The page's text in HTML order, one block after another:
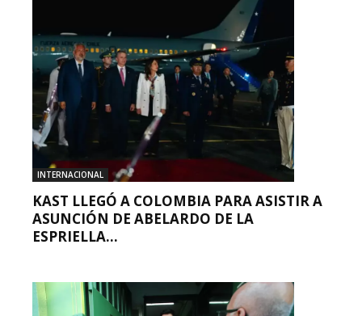
INTERNACIONAL
KAST LLEGÓ A COLOMBIA PARA ASISTIR A
ASUNCIÓN DE ABELARDO DE LA
ESPRIELLA...